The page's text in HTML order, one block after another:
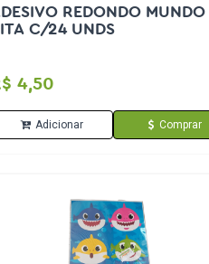
REDONDO MUNDO
C/24 UNDS
4,50
Adicionar Comprar